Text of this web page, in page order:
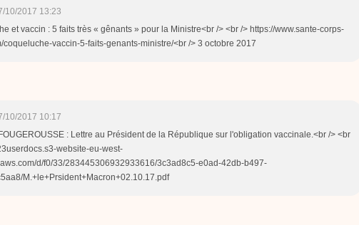
10/2017 13:23
et vaccin : 5 faits très « gênants » pour la Ministre<br /> <br /> https://www.sante-corps-
coqueluche-vaccin-5-faits-genants-ministre/<br /> 3 octobre 2017
10/2017 10:17
: Lettre au Président de la République sur l'obligation vaccinale.<br /> <br
website-eu-west-
d/f0/33/283445306932933616/3c3ad8c5-e0ad-42db-b497-
M.+le+Prsident+Macron+02.10.17.pdf